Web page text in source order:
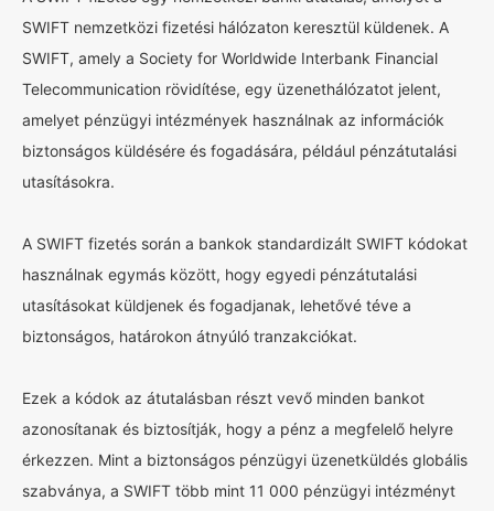
SWIFT nemzetközi fizetési hálózaton keresztül küldenek. A
SWIFT, amely a Society for Worldwide Interbank Financial
Telecommunication rövidítése, egy üzenethálózatot jelent,
amelyet pénzügyi intézmények használnak az információk
biztonságos küldésére és fogadására, például pénzátutalási
utasításokra.
A SWIFT fizetés során a bankok standardizált SWIFT kódokat
használnak egymás között, hogy egyedi pénzátutalási
utasításokat küldjenek és fogadjanak, lehetővé téve a
biztonságos, határokon átnyúló tranzakciókat.
Ezek a kódok az átutalásban részt vevő minden bankot
azonosítanak és biztosítják, hogy a pénz a megfelelő helyre
érkezzen. Mint a biztonságos pénzügyi üzenetküldés globális
szabványa, a SWIFT több mint 11 000 pénzügyi intézményt